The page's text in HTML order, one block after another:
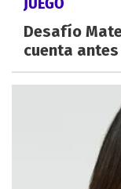
Desafío
cuenta